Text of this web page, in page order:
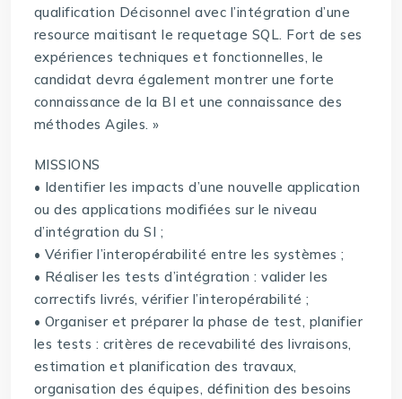
qualification Décisonnel avec l’intégration d’une
resource maitisant le requetage SQL. Fort de ses
expériences techniques et fonctionnelles, le
candidat devra également montrer une forte
connaissance de la BI et une connaissance des
méthodes Agiles. »
MISSIONS
• Identifier les impacts d’une nouvelle application
ou des applications modifiées sur le niveau
d’intégration du SI ;
• Vérifier l’interopérabilité entre les systèmes ;
• Réaliser les tests d’intégration : valider les
correctifs livrés, vérifier l’interopérabilité ;
• Organiser et préparer la phase de test, planifier
les tests : critères de recevabilité des livraisons,
estimation et planification des travaux,
organisation des équipes, définition des besoins